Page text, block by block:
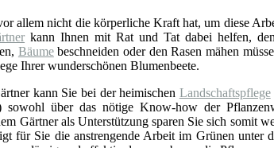
allem nicht die körperliche Kraft hat, um diese
kann Ihnen mit Rat und Tat dabei helfen,
Bäumebeschneiden oder den Rasen mähen
Ihrer wunderschönen Blumenbeete.
kann Sie bei der heimischen Landschaftspflege
sowohl über das nötige Know-how der
Gärtner als Unterstützung sparen Sie sich somit
für Sie die anstrengende Arbeit im Grünen unter